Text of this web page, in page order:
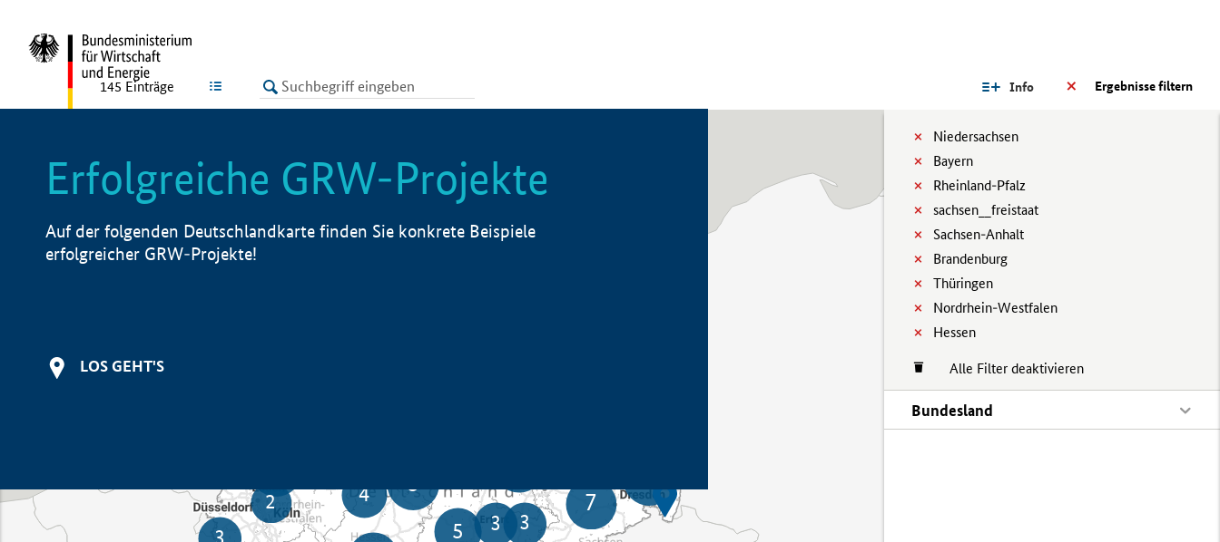
LISTE Ergebnisse filtern
Info
Niedersachsen
Bayern
Rheinland-Pfalz
sachsen__freistaat
Sachsen-Anhalt
Brandenburg
Thüringen
Nordrhein-Westfalen
Hessen
Alle Filter deaktivieren
Bundesland
145 Einträge
Erfolgreiche GRW-Projekte
Auf der folgenden Deutschlandkarte finden Sie konkrete Beispiele
erfolgreicher GRW-Projekte!
LOS GEHT'S